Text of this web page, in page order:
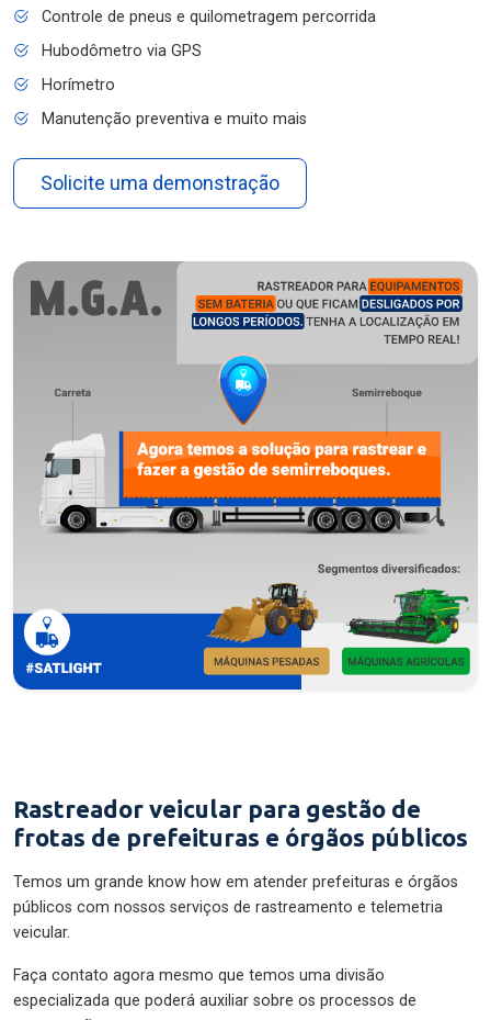
Controle de pneus e quilometragem percorrida
Hubodômetro via GPS
Horímetro
Manutenção preventiva e muito mais
Solicite uma demonstração
Rastreador veicular para gestão de
frotas de prefeituras e órgãos públicos
Temos um grande know how em atender prefeituras e órgãos
públicos com nossos serviços de rastreamento e telemetria
veicular.
Faça contato agora mesmo que temos uma divisão
especializada que poderá auxiliar sobre os processos de